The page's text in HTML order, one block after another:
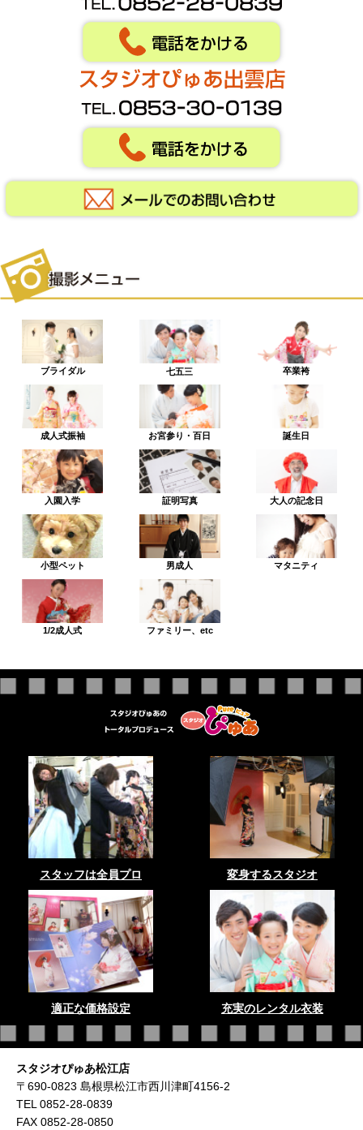
ブライダル 七五三 卒業袴
成人式振袖 お宮参り・百日 誕生日
入園入学 証明写真 大人の記念日
小型ペット 男成人 マタニティ
1/2成人式 ファミリー、etc
スタッフは全員プロ 変身するスタジオ
適正な価格設定 充実のレンタル衣装
スタジオぴゅあ松江店
〒690-0823 島根県松江市西川津町4156-2
TEL 0852-28-0839
FAX 0852-28-0850